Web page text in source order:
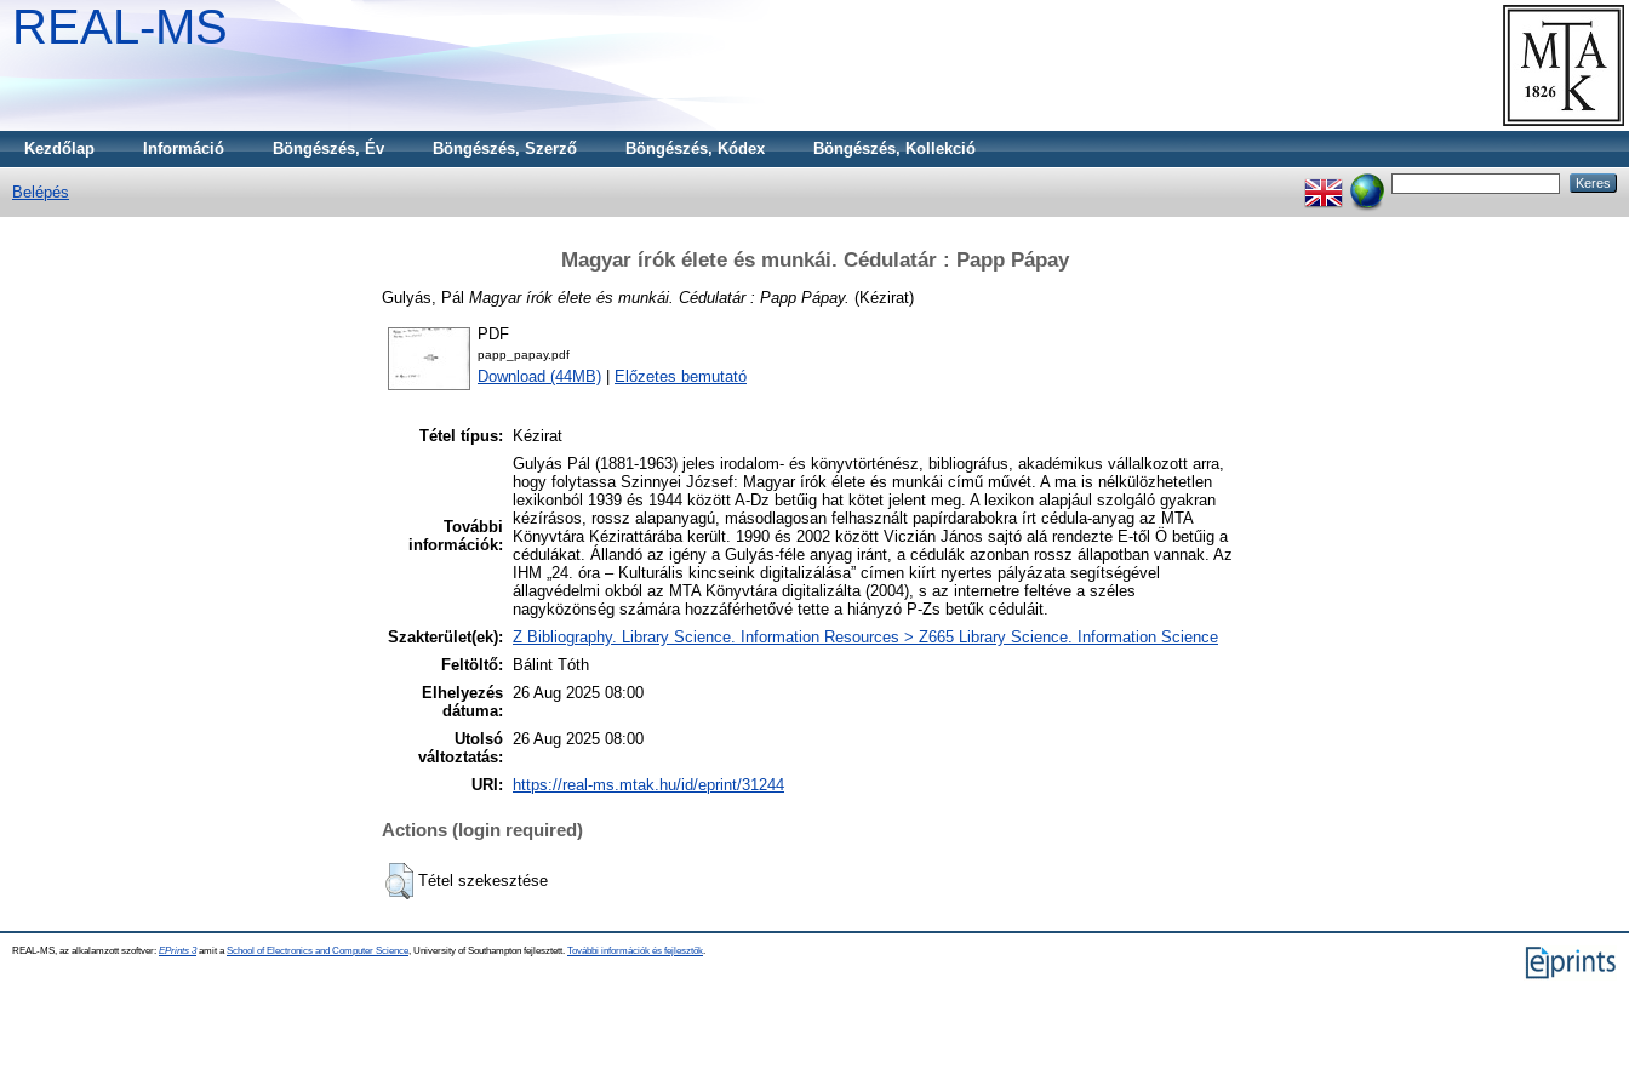
REAL-MS
Kezdőlap Információ Böngészés, Év Böngészés, Szerző Böngészés, Kódex Böngészés, Kollekció
Belépés
Magyar írók élete és munkái. Cédulatár : Papp Pápay
Gulyás, Pál Magyar írók élete és munkái. Cédulatár : Papp Pápay. (Kézirat)
PDF
papp_papay.pdf
Download (44MB) Előzetes bemutató
Tétel típus: Kézirat
További
információk:
Gulyás Pál (1881-1963) jeles irodalom- és könyvtörténész, bibliográfus, akadémikus vállalkozott arra,
hogy folytassa Szinnyei József: Magyar írók élete és munkái című művét. A ma is nélkülözhetetlen
lexikonból 1939 és 1944 között A-Dz betűig hat kötet jelent meg. A lexikon alapjául szolgáló gyakran
kézírásos, rossz alapanyagú, másodlagosan felhasznált papírdarabokra írt cédula-anyag az MTA
Könyvtára Kézirattárába került. 1990 és 2002 között Viczián János sajtó alá rendezte E-től Ö betűig a
cédulákat. Állandó az igény a Gulyás-féle anyag iránt, a cédulák azonban rossz állapotban vannak. Az
IHM „24. óra – Kulturális kincseink digitalizálása” címen kiírt nyertes pályázata segítségével
állagvédelmi okból az MTA Könyvtára digitalizálta (2004), s az internetre feltéve a széles
nagyközönség számára hozzáférhetővé tette a hiányzó P-Zs betűk céduláit.
Szakterület(ek): Z Bibliography. Library Science. Information Resources > Z665 Library Science. Information Science
Feltöltő:
Bálint Tóth
Elhelyezés
dátuma:
26 Aug 2025 08:00
Utolsó
változtatás:
26 Aug 2025 08:00
URI: https://real-ms.mtak.hu/id/eprint/31244
Actions (login required)
Tétel szekesztése
REAL-MS, az alkalamzott szoftver: EPrints 3amit a School of Electronics and Computer Science , University of Southampton fejlesztett. További információk és fejlesztők